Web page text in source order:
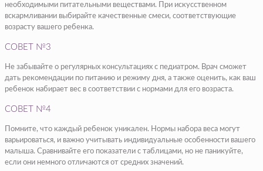
необходимыми питательными веществами. При искусственном
вскармливании выбирайте качественные смеси, соответствующие
возрасту вашего ребенка.
СОВЕТ №3
Не забывайте о регулярных консультациях с педиатром. Врач сможет
дать рекомендации по питанию и режиму дня, а также оценить, как ваш
ребенок набирает вес в соответствии с нормами для его возраста.
СОВЕТ №4
Помните, что каждый ребенок уникален. Нормы набора веса могут
варьироваться, и важно учитывать индивидуальные особенности вашего
малыша. Сравнивайте его показатели с таблицами, но не паникуйте,
если они немного отличаются от средних значений.